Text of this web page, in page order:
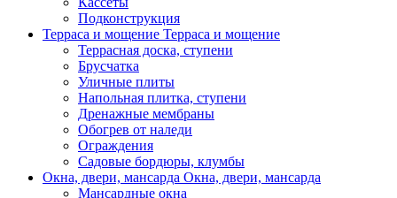
Подконструкция
Терраса и мощение Терраса и мощение
Террасная доска, ступени
Брусчатка
Уличные плиты
Напольная плитка, ступени
Дренажные мембраны
Обогрев от наледи
Ограждения
Садовые бордюры, клумбы
Окна, двери, мансарда Окна, двери, мансарда
Мансардные окна